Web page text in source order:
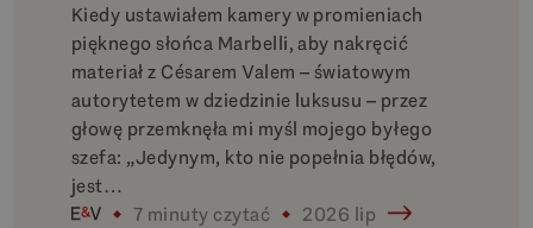
Kiedy ustawiałem kamery w promieniach
pięknego słońca Marbelli, aby nakręcić
materiał z Césarem Valem – światowym
autorytetem w dziedzinie luksusu – przez
głowę przemknęła mi myśl mojego byłego
szefa: „Jedynym, kto nie popełnia błędów,
jest…
7 minuty czytać
2026 lip